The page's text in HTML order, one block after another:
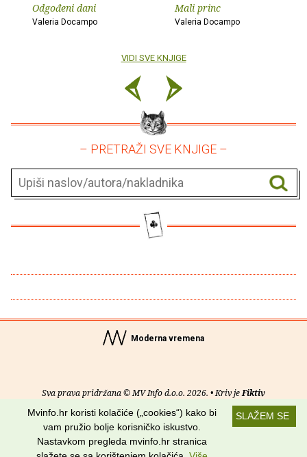
Odgođeni dani
Valeria Docampo
Mali princ
Valeria Docampo
VIDI SVE KNJIGE
– PRETRAŽI SVE KNJIGE –
Moderna vremena
Sva prava pridržana © MV Info d.o.o. 2026. • Kriv jeFiktiv
Uvjeti korištenja RSS kanali
Potraži nas na:
SLAŽEM SE
Mvinfo.hr koristi kolačiće („cookies“) kako bi
vam pružio bolje korisničko iskustvo.
Nastavkom pregleda mvinfo.hr stranica